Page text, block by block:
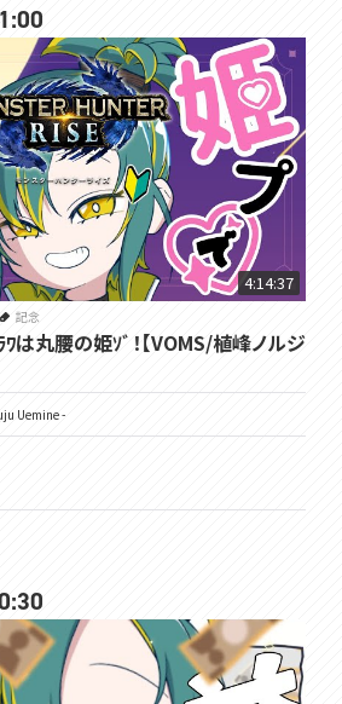
4:14:37
記念
ﾗﾜは丸腰の姫ｿﾞ！【VOMS/植峰ノルジ
Uemine -